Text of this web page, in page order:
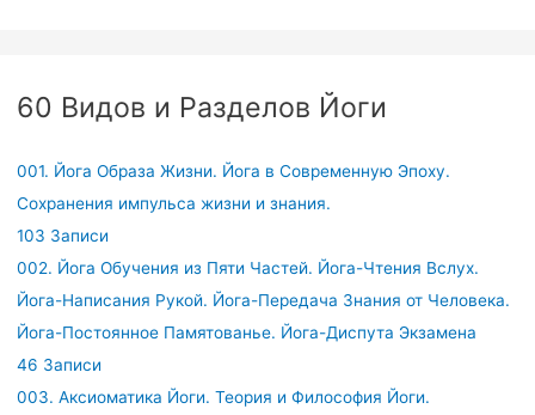
60 Видов и Разделов Йоги
001. Йога Образа Жизни. Йога в Современную Эпоху.
Сохранения импульса жизни и знания.
103 Записи
002. Йога Обучения из Пяти Частей. Йога-Чтения Вслух.
Йога-Написания Рукой. Йога-Передача Знания от Человека.
Йога-Постоянное Памятованье. Йога-Диспута Экзамена
46 Записи
003. Аксиоматика Йоги. Теория и Философия Йоги.